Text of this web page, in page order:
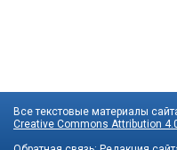
Все текстовые материалы
Creative Commons Attribution